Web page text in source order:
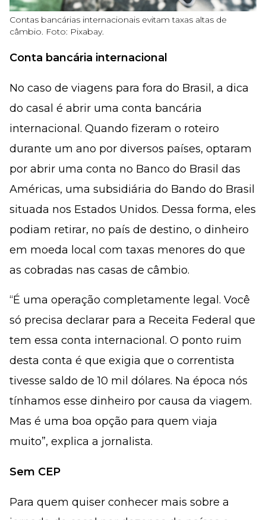
Contas bancárias internacionais evitam taxas altas de
câmbio. Foto: Pixabay.
Conta bancária internacional
No caso de viagens para fora do Brasil, a dica
do casal é abrir uma conta bancária
internacional. Quando fizeram o roteiro
durante um ano por diversos países, optaram
por abrir uma conta no Banco do Brasil das
Américas, uma subsidiária do Bando do Brasil
situada nos Estados Unidos. Dessa forma, eles
podiam retirar, no país de destino, o dinheiro
em moeda local com taxas menores do que
as cobradas nas casas de câmbio.
“É uma operação completamente legal. Você
só precisa declarar para a Receita Federal que
tem essa conta internacional. O ponto ruim
desta conta é que exigia que o correntista
tivesse saldo de 10 mil dólares. Na época nós
tínhamos esse dinheiro por causa da viagem.
Mas é uma boa opção para quem viaja
muito”, explica a jornalista.
Sem CEP
Para quem quiser conhecer mais sobre a